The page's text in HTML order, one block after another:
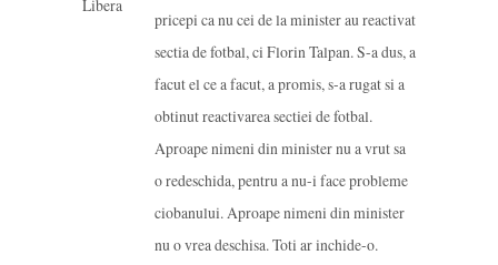
pricepi ca nu cei de la minister au reactivat
sectia de fotbal, ci Florin Talpan. S-a dus, a
facut el ce a facut, a promis, s-a rugat si a
obtinut reactivarea sectiei de fotbal.
Aproape nimeni din minister nu a vrut sa
o redeschida, pentru a nu-i face probleme
ciobanului. Aproape nimeni din minister
nu o vrea deschisa. Toti ar inchide-o.